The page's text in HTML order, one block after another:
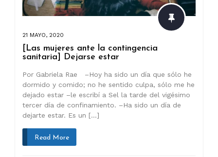
21 MAYO, 2020
[Las mujeres ante la contingencia
sanitaria] Dejarse estar
Por Gabriela Rae –Hoy ha sido un día que sólo he
dormido y comido; no he sentido culpa, sólo me he
dejado estar –le escribí a Sel la tarde del vigésimo
tercer día de confinamiento. –Ha sido un día de
dejarte estar. Es un […]
Read More